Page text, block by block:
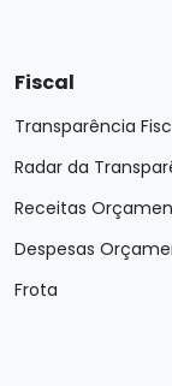
Fiscal
Transparência
Radar da
Receitas
Despesas
Frota